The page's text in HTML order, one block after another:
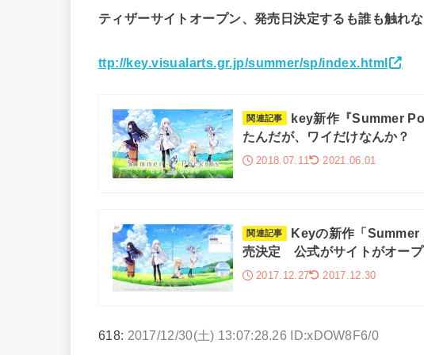
ティザーサイトオープン、発売日決定するも誰も触れ
ttp://key.visualarts.gr.jp/summer/sp/index.html
関連記事
key新作『Summer
たんだが、ワイだけなんか？
2018.07.11 2021.06.01
関連記事
Keyの新作「Summer
売決定 公式がサイトがオー
2017.12.27 2017.12.30
618: 2017/12/30(土) 13:07:28.26 ID:xDOW8F6/0